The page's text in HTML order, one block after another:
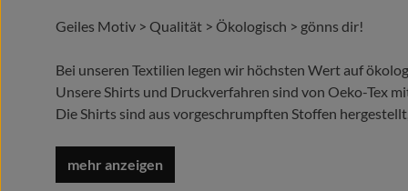
Geiles Motiv > Qualität > Ökologisch > gönns dir!
Bei unseren Textilien legen wir höchsten Wert auf
Unsere Shirts und Druckverfahren sind von Oeko-Tex
Die Shirts sind aus vorgeschrumpften Stoffen
Trage es liebe es lebe es !